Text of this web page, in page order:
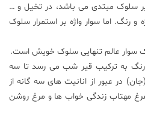
سلوک مبتدی می باشد، در تخیل و …
رنگ. اما سوار واژه بر استمرار سلوک
تک سوار عالم تنهایی سلوک خویش است.
رنگ به ترکیب قیر شب می رسد تا سه
در عبور از انانیت های سه گانه از
مهتاب زندگی خواب ها و مرغ روشن